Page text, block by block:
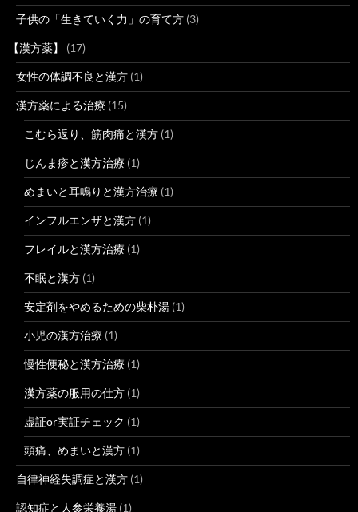
子供の「生きていく力」の育て方 (3)
【漢方薬】 (17)
女性の体調不良と漢方 (1)
漢方薬による治療 (15)
こむら返り、筋肉痛と漢方 (1)
じんま疹と漢方治療 (1)
めまいと耳鳴りと漢方治療 (1)
インフルエンザと漢方 (1)
フレイルと漢方治療 (1)
不眠と漢方 (1)
安定剤をやめるための柴朴湯 (1)
小児の漢方治療 (1)
慢性便秘と漢方治療 (1)
漢方薬の服用の仕方 (1)
虚証or実証チェック (1)
頭痛、めまいと漢方 (1)
自律神経失調症と漢方 (1)
認知症と人参栄養湯 (1)